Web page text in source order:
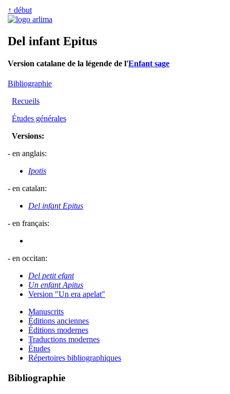
↑ début
Del infant Epitus
Version catalane de la légende de l'Enfant sage
Bibliographie
Recueils
Études générales
Versions:
- en anglais:
Ipotis
- en catalan:
Del infant Epitus
- en français:
- en occitan:
Del petit efant
Un enfant Apitus
Version "Un era apelat"
Manuscrits
Éditions anciennes
Éditions modernes
Traductions modernes
Études
Répertoires bibliographiques
Bibliographie